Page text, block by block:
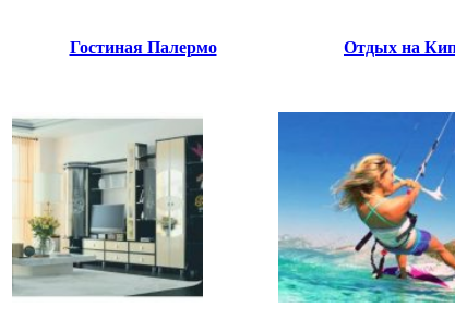
Гостиная Палермо Отдых на